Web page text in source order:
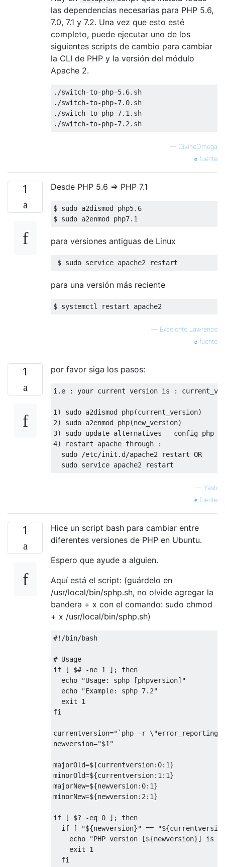
las dependencias necesarias para PHP 5.6,
7.0, 7.1 y 7.2. Una vez que esto esté
completo, puede ejecutar uno de los
siguientes scripts de cambio para cambiar
la CLI de PHP y la versión del módulo
Apache 2.
./switch-to-php-5.6.sh
./switch-to-php-7.0.sh
./switch-to-php-7.1 .sh
./switch-to-php-7.2
— DivineOmega
fuente
1 Desde PHP 5.6 => PHP 7.1
$ sudo a2dismod php5.6
$ sudo a2enmod php7.1
para versiones antiguas de Linux
para una versión más reciente
— Excelente Lawrence
fuente
1 por favor siga los pasos:
i.e : your current version is :
1
2
3
4) restart apache through :
  sudo /etc/init.d/apache2 restart
OR
— Yash
fuente
1
Hice un script bash para cambiar entre
diferentes versiones de PHP en Ubuntu.
Espero que ayude a alguien.
Aquí está el script: (guárdelo en
/usr/local/bin/sphp.sh, no olvide agregar la
bandera + x con el comando: sudo chmod
+ x /usr/local/bin/sphp.sh)
#!/bin/bash
# Usage
if [ $# -ne 1 ]; then
  echo "Usage: sphp [phpversion]"
  echo "Example: sphp 7.2"
  exit 1
fi
currentversion="`php -r
newversion="$1"
majorOld=${currentversion:0:1}
minorOld=${currentversion:1:1}
majorNew=${newversion:0:1}
minorNew=${newversion:2:1}
if [ $? -eq 0 ]; then
if [ "${newversion}" ==
echo "PHP version [${newversion}] is
    exit 1
  fi